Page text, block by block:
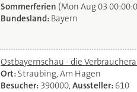
Sommerferien (Mon Aug 03
Bundesland: Bayern
Ostbayernschau - die
Ort: Straubing, Am Hagen
Besucher: 390000,Aussteller: 610